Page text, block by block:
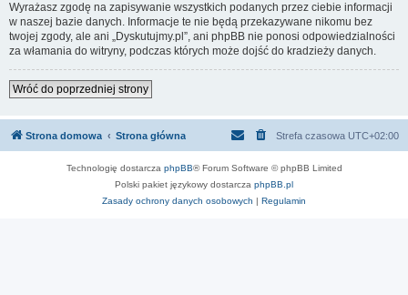
Wyrażasz zgodę na zapisywanie wszystkich podanych przez ciebie informacji
w naszej bazie danych. Informacje te nie będą przekazywane nikomu bez
twojej zgody, ale ani „Dyskutujmy.pl”, ani phpBB nie ponosi odpowiedzialności
za włamania do witryny, podczas których może dojść do kradzieży danych.
Wróć do poprzedniej strony
Strona domowa Strona główna Strefa czasowa UTC+02:00
Technologię dostarcza phpBB® Forum Software © phpBB Limited
Polski pakiet językowy dostarcza phpBB.pl
Zasady ochrony danych osobowych | Regulamin